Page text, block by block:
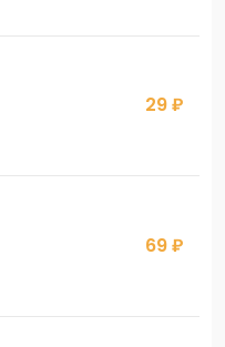
29 ₽
69 ₽